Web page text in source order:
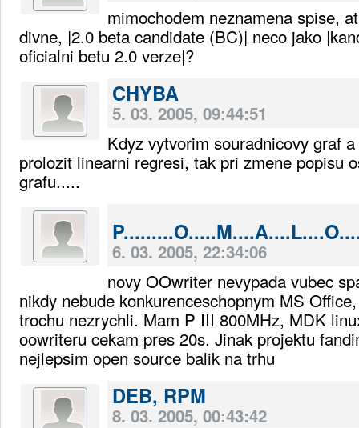
mimochodem neznamena spise,
divne, |2.0 beta candidate (BC)| neco jako
oficialni betu 2.0 verze|?
CHYBA
5. 03. 2005, 09:44:51
Kdyz vytvorim souradnicovy graf
prolozit linearni regresi, tak pri zmene popisu
grafu.....
6. 03. 2005, 22:34:06
novy OOwriter nevypada vubec
nikdy nebude konkurenceschopnym MS
trochu nezrychli. Mam P III 800MHz, MDK
oowriteru cekam pres 20s. Jinak projektu
nejlepsim open source balik na trhu
DEB, RPM
8. 03. 2005, 00:43:42